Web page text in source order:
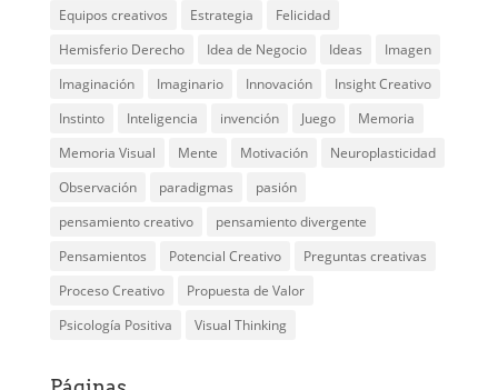
Equipos creativos
Estrategia
Felicidad
Hemisferio Derecho
Idea de Negocio Ideas
Imagen
Imaginación
Imaginario Innovación
Insight Creativo
Instinto
Inteligencia invención Juego
Memoria
Memoria Visual
Mente Motivación
Neuroplasticidad
Observación
paradigmas
pasión
pensamiento creativo
pensamiento divergente
Pensamientos
Potencial Creativo
Preguntas creativas
Proceso Creativo
Propuesta de Valor
Psicología Positiva
Visual Thinking